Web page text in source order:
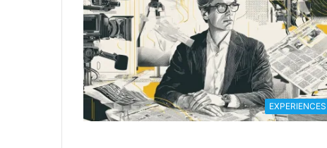
EXPERIENCES